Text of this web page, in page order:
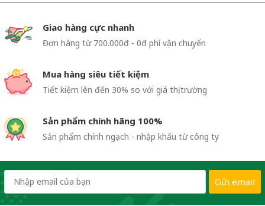
Giao hàng cực nhanh
Đơn hàng từ 700.000đ - 0đ phí vận chuyển
Mua hàng siêu tiết kiệm
Tiết kiệm lên đến 30% so với giá thị trường
Sản phẩm chính hãng 100%
Sản phẩm chính ngạch - nhập khẩu từ công ty
Gửi email